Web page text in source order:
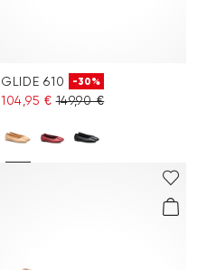
GLIDE 610 -30%
104,95 € 149,90 €